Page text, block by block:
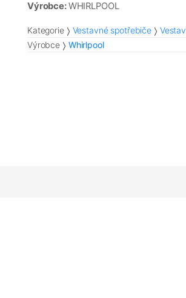
Výrobce:WHIRLPOOL
Kategorie Vestavné spotřebiče
Výrobce
Whirlpool